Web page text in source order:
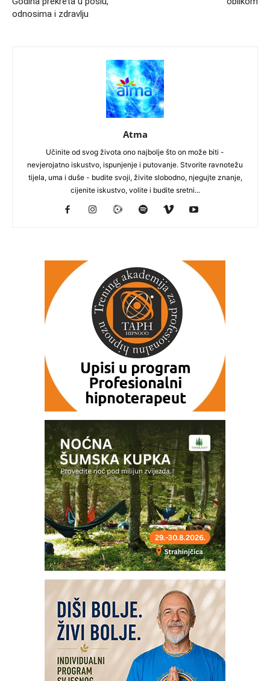
odnosima i zdravlju
Atma
Učinite od svog života ono najbolje što on može biti -
nevjerojatno iskustvo, ispunjenje i putovanje. Stvorite ravnotežu
tijela, uma i duše - budite svoji, živite slobodno, njegujte znanje,
cijenite iskustvo, volite i budite sretni...